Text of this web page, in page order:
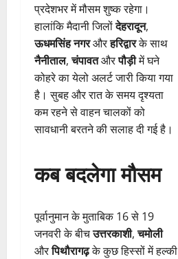
प्रदेशभर में मौसम शुष्क रहेगा।
हालांकि मैदानी जिलोंदेहरादून,
ऊधमसिंह नगरऔरहरिद्वारके साथ
नैनीताल,चंपावतऔरपौड़ीमें घने
कोहरे का येलो अलर्ट जारी किया गया
है। सुबह और रात के समय दृश्यता
कम रहने से वाहन चालकों को
सावधानी बरतने की सलाह दी गई है।
कब बदलेगा मौसम
पूर्वानुमान के मुताबिक 16 से 19
जनवरी के बीचउत्तरकाशी,चमोली
औरपिथौरागढ़के कुछ हिस्सों में हल्की